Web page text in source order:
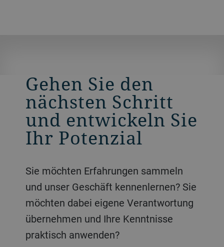
Gehen Sie den
nächsten Schritt
und entwickeln Sie
Ihr Potenzial
Sie möchten Erfahrungen sammeln
und unser Geschäft kennenlernen? Sie
möchten dabei eigene Verantwortung
übernehmen und Ihre Kenntnisse
praktisch anwenden?